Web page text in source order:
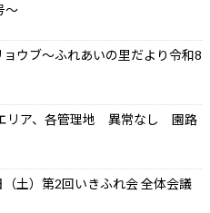
～
ウブ～ふれあいの里だより令和8
リア、各管理地 異常なし 園路
土）第2回いきふれ会 全体会議